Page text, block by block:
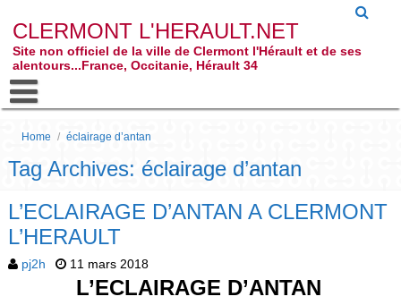
CLERMONT L'HERAULT.NET
Site non officiel de la ville de Clermont l'Hérault et de ses
alentours...France, Occitanie, Hérault 34
Home / éclairage d’antan
Tag Archives: éclairage d’antan
L’ECLAIRAGE D’ANTAN A CLERMONT
L’HERAULT
pj2h 11 mars 2018
L’ECLAIRAGE D’ANTAN